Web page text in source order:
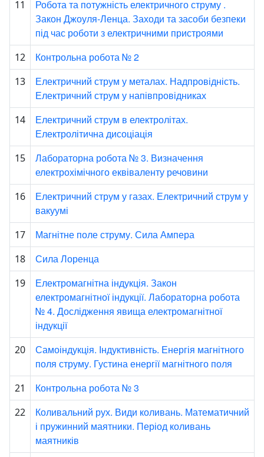
11
Робота та потужність електричного струму .
Закон Джоуля-Ленца. Заходи та засоби безпеки
під час роботи з електричними пристроями
12 Контрольна робота № 2
13
Електричний струм у металах. Надпровідність.
Електричний струм у напівпровідниках
14
Електричний струм в електролітах.
Електролітична дисоціація
15
Лабораторна робота № 3. Визначення
електрохімічного еквіваленту речовини
16
Електричний струм у газах. Електричний струм у
вакуумі
17 Магнітне поле струму. Сила Ампера
18 Сила Лоренца
19
Електромагнітна індукція. Закон
електромагнітної індукції. Лабораторна робота
№ 4. Дослідження явища електромагнітної
індукції
20
Самоіндукція. Індуктивність. Енергія магнітного
поля струму. Густина енергії магнітного поля
21 Контрольна робота № 3
22
Коливальний рух. Види коливань. Математичний
і пружинний маятники. Період коливань
маятників